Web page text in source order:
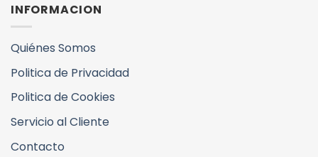
INFORMACION
Quiénes Somos
Politica de Privacidad
Politica de Cookies
Servicio al Cliente
Contacto